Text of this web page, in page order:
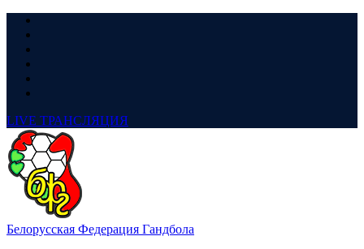
LIVE ТРАНСЛЯЦИЯ
Белорусская Федерация Гандбола